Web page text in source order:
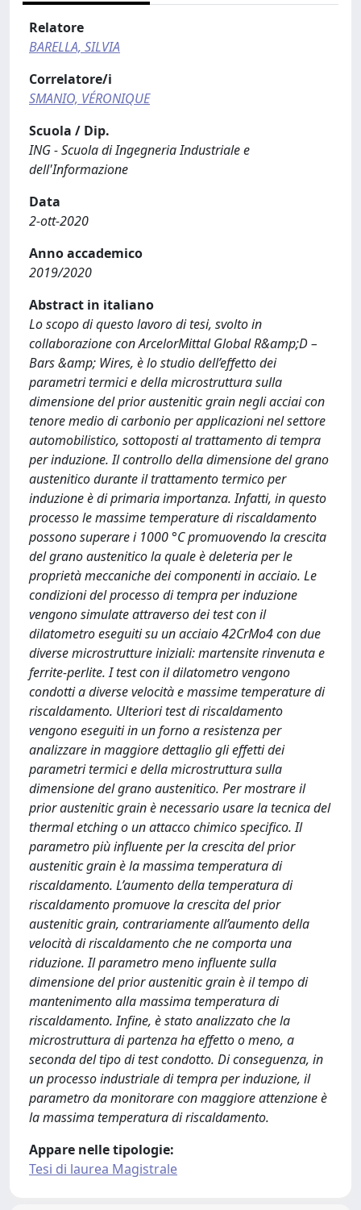
Relatore
BARELLA, SILVIA
Correlatore/i
SMANIO, VÉRONIQUE
Scuola / Dip.
ING - Scuola di Ingegneria Industriale e
dell'Informazione
Data
2-ott-2020
Anno accademico
2019/2020
Abstract in italiano
Lo scopo di questo lavoro di tesi, svolto in
collaborazione con ArcelorMittal Global R&amp;D –
Bars &amp; Wires, è lo studio dell’effetto dei
parametri termici e della microstruttura sulla
dimensione del prior austenitic grain negli acciai con
tenore medio di carbonio per applicazioni nel settore
automobilistico, sottoposti al trattamento di tempra
per induzione. Il controllo della dimensione del grano
austenitico durante il trattamento termico per
induzione è di primaria importanza. Infatti, in questo
processo le massime temperature di riscaldamento
possono superare i 1000 °C promuovendo la crescita
del grano austenitico la quale è deleteria per le
proprietà meccaniche dei componenti in acciaio. Le
condizioni del processo di tempra per induzione
vengono simulate attraverso dei test con il
dilatometro eseguiti su un acciaio 42CrMo4 con due
diverse microstrutture iniziali: martensite rinvenuta e
ferrite-perlite. I test con il dilatometro vengono
condotti a diverse velocità e massime temperature di
riscaldamento. Ulteriori test di riscaldamento
vengono eseguiti in un forno a resistenza per
analizzare in maggiore dettaglio gli effetti dei
parametri termici e della microstruttura sulla
dimensione del grano austenitico. Per mostrare il
prior austenitic grain è necessario usare la tecnica del
thermal etching o un attacco chimico specifico. Il
parametro più influente per la crescita del prior
austenitic grain è la massima temperatura di
riscaldamento. L’aumento della temperatura di
riscaldamento promuove la crescita del prior
austenitic grain, contrariamente all’aumento della
velocità di riscaldamento che ne comporta una
riduzione. Il parametro meno influente sulla
dimensione del prior austenitic grain è il tempo di
mantenimento alla massima temperatura di
riscaldamento. Infine, è stato analizzato che la
microstruttura di partenza ha effetto o meno, a
seconda del tipo di test condotto. Di conseguenza, in
un processo industriale di tempra per induzione, il
parametro da monitorare con maggiore attenzione è
la massima temperatura di riscaldamento.
Appare nelle tipologie:
Tesi di laurea Magistrale